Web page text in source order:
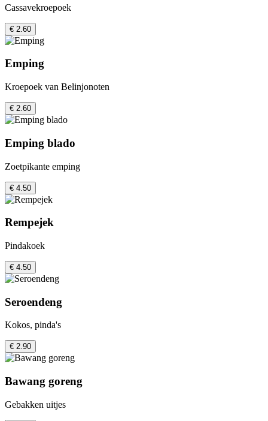
Cassavekroepoek
€ 2.60
Emping
Kroepoek van Belinjonoten
€ 2.60
Emping blado
Zoetpikante emping
€ 4.50
Rempejek
Pindakoek
€ 4.50
Seroendeng
Kokos, pinda's
€ 2.90
Bawang goreng
Gebakken uitjes